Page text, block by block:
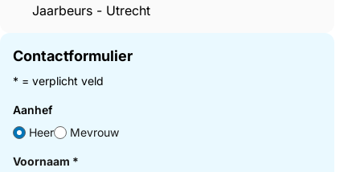
Jaarbeurs - Utrecht
Contactformulier
* = verplicht veld
Aanhef
Heer
Mevrouw
Voornaam *